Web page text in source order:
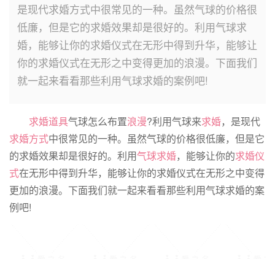
是现代求婚方式中很常见的一种。虽然气球的价格很
低廉，但是它的求婚效果却是很好的。利用气球求
婚，能够让你的求婚仪式在无形中得到升华，能够让
你的求婚仪式在无形之中变得更加的浪漫。下面我们
就一起来看看那些利用气球求婚的案例吧!
求婚道具气球怎么布置浪漫?利用气球来求婚，是现代
求婚方式中很常见的一种。虽然气球的价格很低廉，但是它
的求婚效果却是很好的。利用气球求婚，能够让你的求婚仪
式在无形中得到升华，能够让你的求婚仪式在无形之中变得
更加的浪漫。下面我们就一起来看看那些利用气球求婚的案
例吧!